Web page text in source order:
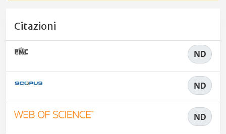
Citazioni
ND
ND
ND